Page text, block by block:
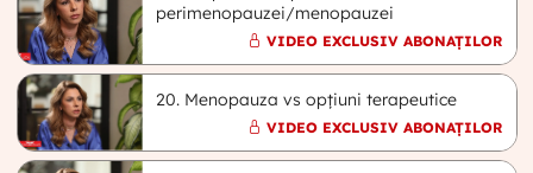
perimenopauzei/menopauzei
VIDEO EXCLUSIV ABONAȚILOR
20. Menopauza vs opțiuni terapeutice
VIDEO EXCLUSIV ABONAȚILOR